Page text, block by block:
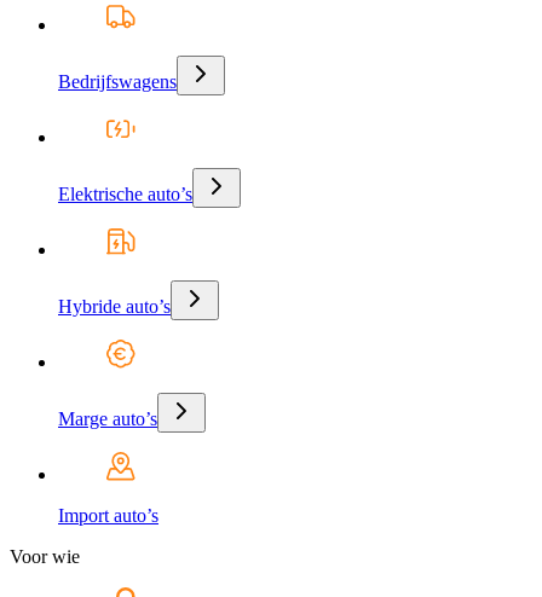
Bedrijfswagens
Elektrische auto’s
Hybride auto’s
Marge auto’s
Import auto’s
Voor wie